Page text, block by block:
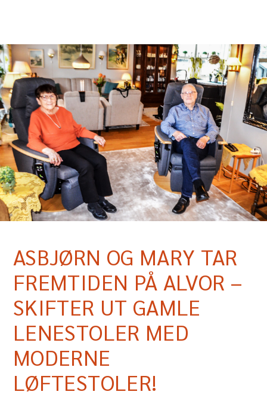
ASBJØRN OG MARY TAR
FREMTIDEN PÅ ALVOR –
SKIFTER UT GAMLE
LENESTOLER MED
MODERNE
LØFTESTOLER!